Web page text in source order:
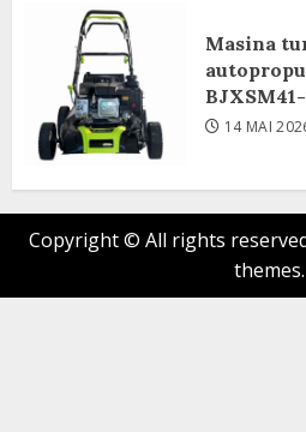
8 IUNIE
Masina
14 MAI
Copyright © All rights
themes.